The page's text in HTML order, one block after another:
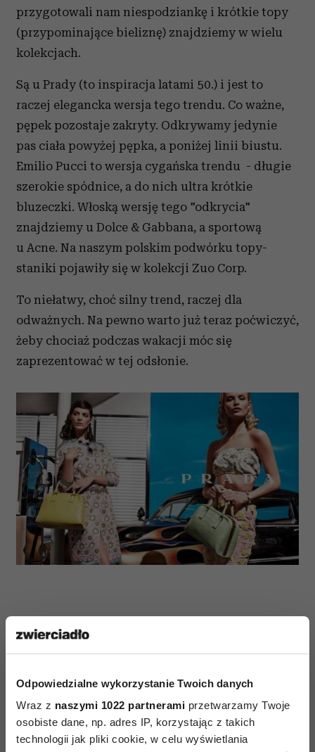
Odpowiedzialne wykorzystanie Twoich danych
Wraz z naszymi 1022 partnerami przetwarzamy Twoje
osobiste dane, np. adres IP, korzystając z takich
technologii jak pliki cookie, w celu wyświetlania
przygotowali nam niespodziankę i krótkie topy
(przypominające bieliznę) znajdziemy w wielu
kolekcjach.
Są u Prady (to inspiracja latami 50.) i jest to
raczej elegancka wersja tego trendu. Co ważne,
pępek pozostaje zakryty. Odkrywamy jedynie
pas ciała powyżej pępka, a poniżej linii biustu.
Emilio Pucci to wersja cygańska trendu - długie
szerokie spódnice, a do nich ultra krótkie
bluzeczki. Włoską wersję tego "odkrycia"
znajdziemy u Dolce & Gabbana, a sportową
u Acne. Na naszym polskim podwórku topy-
staniki pojawiły się w kolekcji Zuo Corp.
To niełatwy, choć silny trend, raczej dla
odważnych. Na pewno warto już teraz poćwiczyć,
żeby chociaż podczas wakacji móc się
zaprezentować w tej odsłonie.
AUTOPROMOCJA